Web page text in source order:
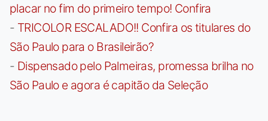
placar no fim do primeiro tempo! Confira
- TRICOLOR ESCALADO!! Confira os titulares do
São Paulo para o Brasileirão?
- Dispensado pelo Palmeiras, promessa brilha no
São Paulo e agora é capitão da Seleção